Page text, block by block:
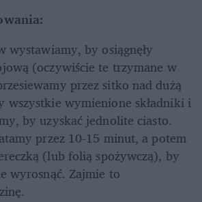
wystawiamy, by osiągnęły
(oczywiście te trzymane w
przez sitko nad dużą
wszystkie wymienione składniki i
by uzyskać jednolite ciasto.
przez 10-15 minut, a potem
(lub folią spożywczą), by
wyrosnąć. Zajmie to